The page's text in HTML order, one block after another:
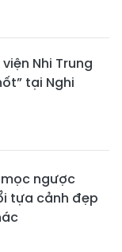
Nhi Trung
tại Nghi
ngược
tựa cảnh đẹp